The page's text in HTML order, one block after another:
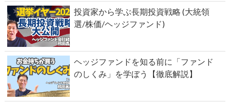
投資家から学ぶ長期投資戦略 (大統領
選/株価/ヘッジファンド)
ヘッジファンドを知る前に「ファンド
のしくみ」を学ぼう【徹底解説】